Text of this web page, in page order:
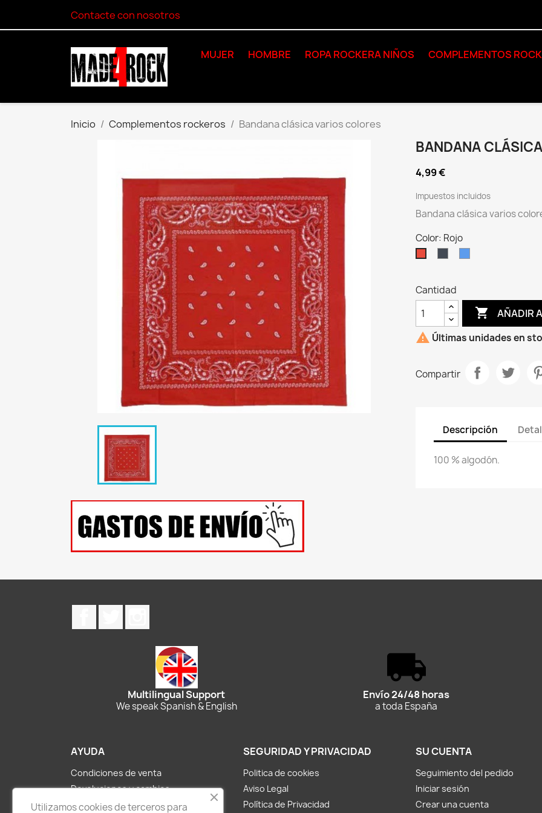
Contacte con nosotros
MUJER HOMBRE ROPA ROCKERA NIÑOS COMPLEMENTOS
Inicio Complementos rockeros Bandana clásica varios colores
BANDANA
4,99 €
Impuestos incluidos
Bandana clásica varios
Color: Rojo
Cantidad
 AÑADIR
 Últimas unidades en
Compartir
Descripción
100 % algodón.
Multilingual Support
We speak Spanish & English
Envío 24/48 horas
a toda España
AYUDA
Condiciones de venta
Devoluciones y cambios
Métodos de pago y envíos
SEGURIDAD Y PRIVACIDAD
Politica de cookies
Aviso Legal
Política de Privacidad
SU CUENTA
Seguimiento del pedido
Iniciar sesión
Crear una cuenta
Utilizamos cookies de terceros para